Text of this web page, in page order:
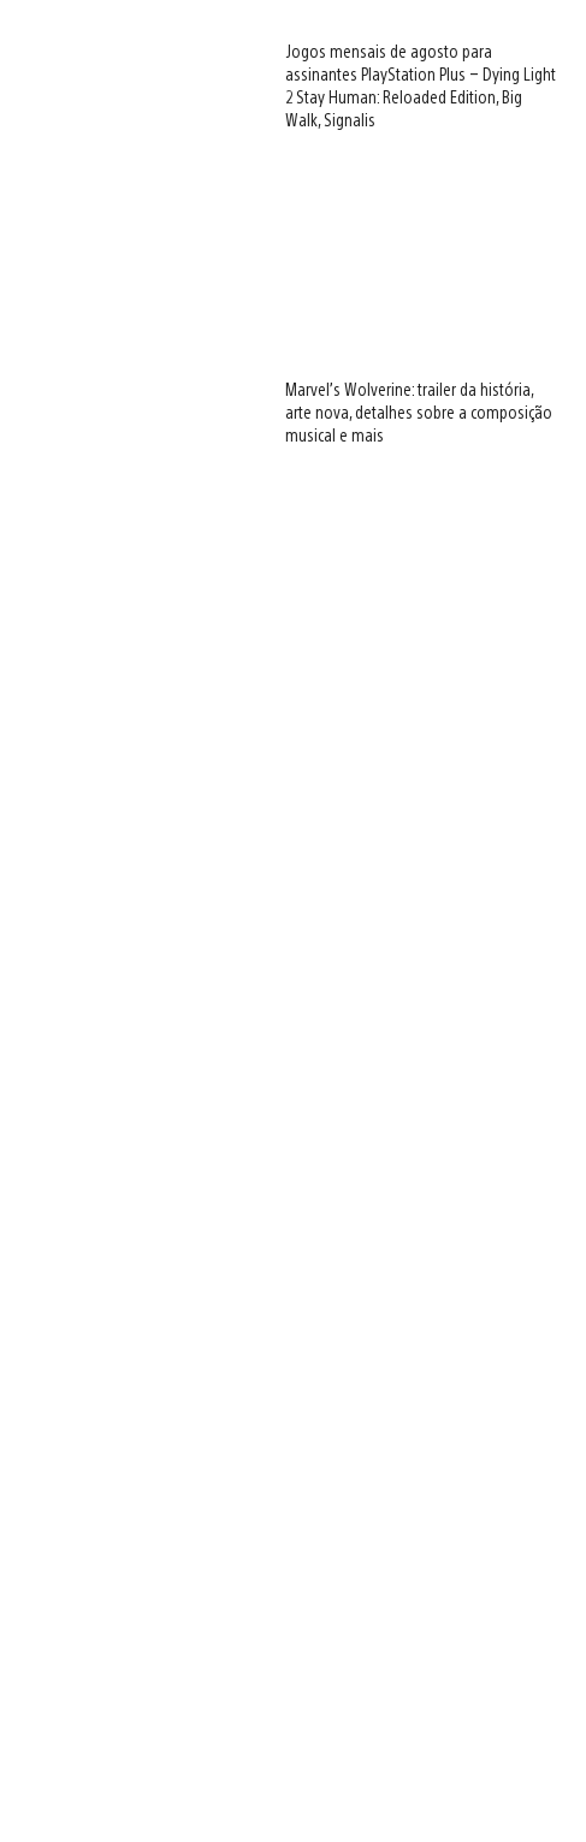
Jogos mensais de agosto para
assinantes PlayStation Plus – Dying Light
2 Stay Human: Reloaded Edition, Big
Walk, Signalis
Marvel’s Wolverine: trailer da história,
arte nova, detalhes sobre a composição
musical e mais